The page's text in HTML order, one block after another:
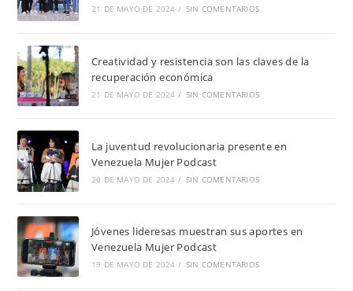
21 DE MAYO DE 2024 / SIN COMENTARIOS
Creatividad y resistencia son las claves de la
recuperación económica
21 DE MAYO DE 2024 / SIN COMENTARIOS
La juventud revolucionaria presente en
Venezuela Mujer Podcast
20 DE MAYO DE 2024 / SIN COMENTARIOS
Jóvenes lideresas muestran sus aportes en
Venezuela Mujer Podcast
19 DE MAYO DE 2024 / SIN COMENTARIOS